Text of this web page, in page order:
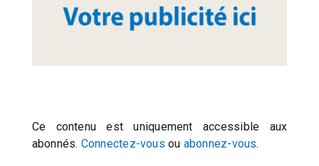
Ce contenu est uniquement accessible aux
abonnés. Connectez-vous ou abonnez-vous.